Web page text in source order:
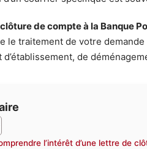
de compte à la Banque
le traitement de votre
d’établissement, de
l’intérêt d’une lettre de